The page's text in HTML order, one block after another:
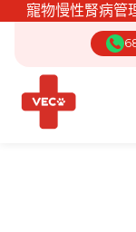
寵物慢性腎病管